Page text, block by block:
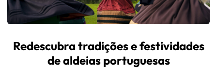
Redescubra tradições e festividades
de aldeias portuguesas